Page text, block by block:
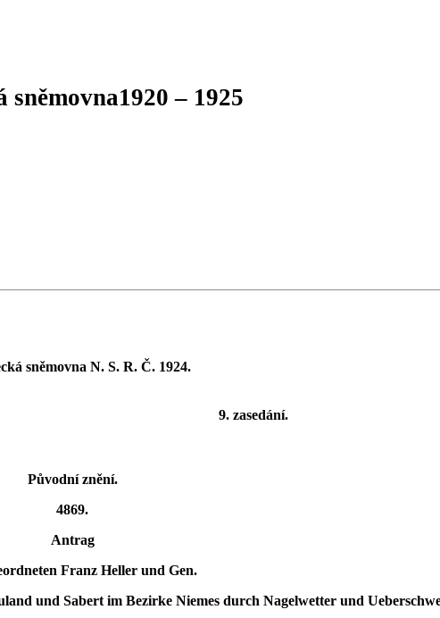
sněmovna1920 – 1925
sněmovna N. S. R. Č. 1924.
9. zasedání.
Původní znění.
4869.
Antrag
Franz Heller und Gen.
und Sabert im Bezirke Niemes durch Nagelwetter und